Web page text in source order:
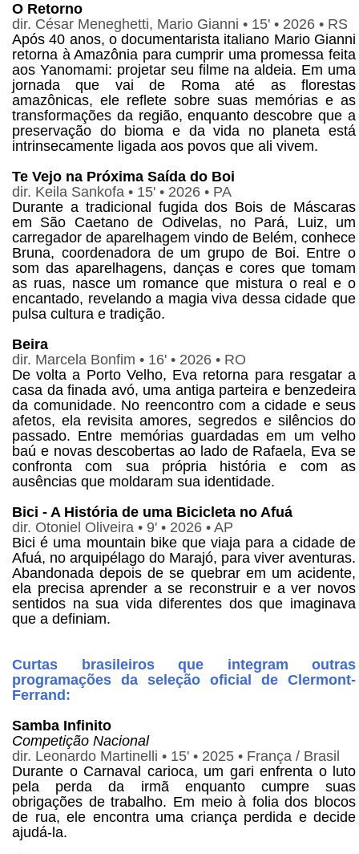
O Retorno
dir. César Meneghetti, Mario Gianni • 15' • 2026 • RS
Após 40 anos, o documentarista italiano Mario Gianni
retorna à Amazônia para cumprir uma promessa feita
aos Yanomami: projetar seu filme na aldeia. Em uma
jornada que vai de Roma até as florestas
amazônicas, ele reflete sobre suas memórias e as
transformações da região, enquanto descobre que a
preservação do bioma e da vida no planeta está
intrinsecamente ligada aos povos que ali vivem.
Te Vejo na Próxima Saída do Boi
dir. Keila Sankofa • 15' • 2026 • PA
Durante a tradicional fugida dos Bois de Máscaras
em São Caetano de Odivelas, no Pará, Luiz, um
carregador de aparelhagem vindo de Belém, conhece
Bruna, coordenadora de um grupo de Boi. Entre o
som das aparelhagens, danças e cores que tomam
as ruas, nasce um romance que mistura o real e o
encantado, revelando a magia viva dessa cidade que
pulsa cultura e tradição.
Beira
dir. Marcela Bonfim • 16' • 2026 • RO
De volta a Porto Velho, Eva retorna para resgatar a
casa da finada avó, uma antiga parteira e benzedeira
da comunidade. No reencontro com a cidade e seus
afetos, ela revisita amores, segredos e silêncios do
passado. Entre memórias guardadas em um velho
baú e novas descobertas ao lado de Rafaela, Eva se
confronta com sua própria história e com as
ausências que moldaram sua identidade.
Bici - A História de uma Bicicleta no Afuá
dir. Otoniel Oliveira • 9' • 2026 • AP
Bici é uma mountain bike que viaja para a cidade de
Afuá, no arquipélago do Marajó, para viver aventuras.
Abandonada depois de se quebrar em um acidente,
ela precisa aprender a se reconstruir e a ver novos
sentidos na sua vida diferentes dos que imaginava
que a definiam.
Curtas brasileiros que integram outras
programações da seleção oficial de Clermont-
Ferrand:
Samba Infinito
Competição Nacional
dir. Leonardo Martinelli • 15' • 2025 • França / Brasil
Durante o Carnaval carioca, um gari enfrenta o luto
pela perda da irmã enquanto cumpre suas
obrigações de trabalho. Em meio à folia dos blocos
de rua, ele encontra uma criança perdida e decide
ajudá-la.